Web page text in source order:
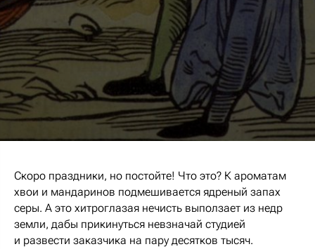
Скоро праздники, но постойте! Что это? К ароматам
хвои и мандаринов подмешивается ядреный запах
серы. А это хитроглазая нечисть выползает из недр
земли, дабы прикинуться невзначай студией
и развести заказчика на пару десятков тысяч.